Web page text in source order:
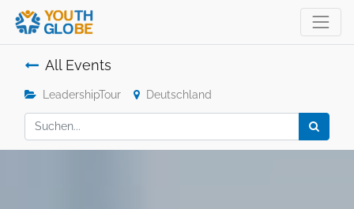
All Events
LeadershipTour Deutschland